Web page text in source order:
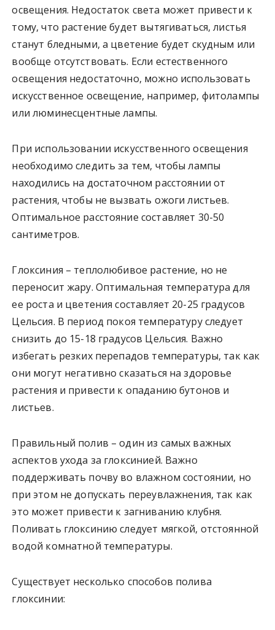
освещения. Недостаток света может привести к
тому, что растение будет вытягиваться, листья
станут бледными, а цветение будет скудным или
вообще отсутствовать. Если естественного
освещения недостаточно, можно использовать
искусственное освещение, например, фитолампы
или люминесцентные лампы.
При использовании искусственного освещения
необходимо следить за тем, чтобы лампы
находились на достаточном расстоянии от
растения, чтобы не вызвать ожоги листьев.
Оптимальное расстояние составляет 30-50
сантиметров.
Глоксиния – теплолюбивое растение, но не
переносит жару. Оптимальная температура для
ее роста и цветения составляет 20-25 градусов
Цельсия. В период покоя температуру следует
снизить до 15-18 градусов Цельсия. Важно
избегать резких перепадов температуры, так как
они могут негативно сказаться на здоровье
растения и привести к опаданию бутонов и
листьев.
Правильный полив – один из самых важных
аспектов ухода за глоксинией. Важно
поддерживать почву во влажном состоянии, но
при этом не допускать переувлажнения, так как
это может привести к загниванию клубня.
Поливать глоксинию следует мягкой, отстоянной
водой комнатной температуры.
Существует несколько способов полива
глоксинии: